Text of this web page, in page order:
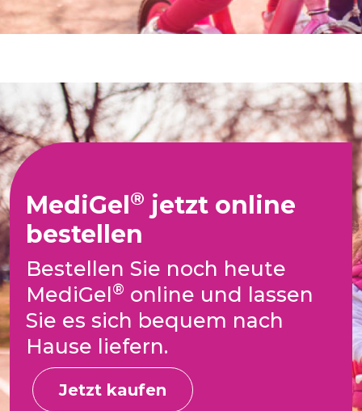
MediGel® jetzt online
bestellen
Bestellen Sie noch heute
MediGel® online und lassen
Sie es sich bequem nach
Hause liefern.
Jetzt kaufen